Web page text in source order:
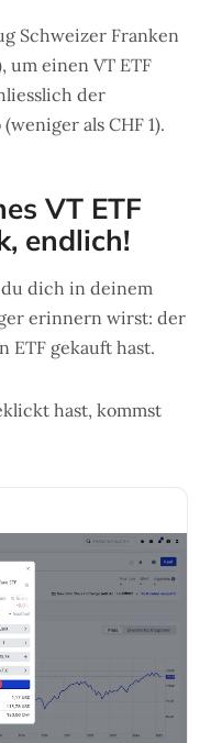
Schweizer Franken
um einen VT ETF
der
als CHF 1).
VT ETF
endlich!
dich in deinem
erinnern wirst: der
ETF gekauft hast.
hast, kommst